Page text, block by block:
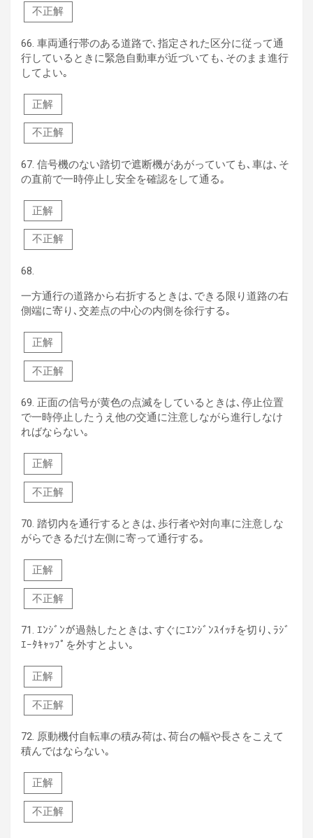
不正解
66. 車両通行帯のある道路で､指定された区分に従って通
行しているときに緊急自動車が近づいても､そのまま進行
してよい｡
正解
不正解
67. 信号機のない踏切で遮断機があがっていても､車は､そ
の直前で一時停止し安全を確認をして通る｡
正解
不正解
68.
一方通行の道路から右折するときは､できる限り道路の右
側端に寄り､交差点の中心の内側を徐行する｡
正解
不正解
69. 正面の信号が黄色の点滅をしているときは､停止位置
で一時停止したうえ他の交通に注意しながら進行しなけ
ればならない｡
正解
不正解
70. 踏切内を通行するときは､歩行者や対向車に注意しな
がらできるだけ左側に寄って通行する｡
正解
不正解
71. ｴﾝｼﾞﾝが過熱したときは､すぐにｴﾝｼﾞﾝｽｲｯﾁを切り､ﾗｼﾞ
ｴｰﾀｷｬｯﾌﾟを外すとよい｡
正解
不正解
72. 原動機付自転車の積み荷は､荷台の幅や長さをこえて
積んではならない｡
正解
不正解